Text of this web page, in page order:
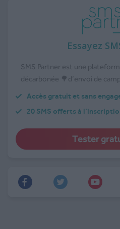
Essayez
SMS Partner est une
décarbonée 🌳d’envoi de
Accès gratuit et sans
20 SMS offerts à
Tester